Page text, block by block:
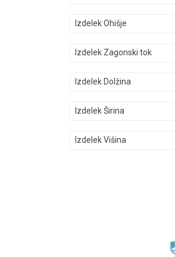
Izdelek Ohišje
Izdelek Zagonski tok
Izdelek Dolžina
Izdelek Širina
Izdelek Višina